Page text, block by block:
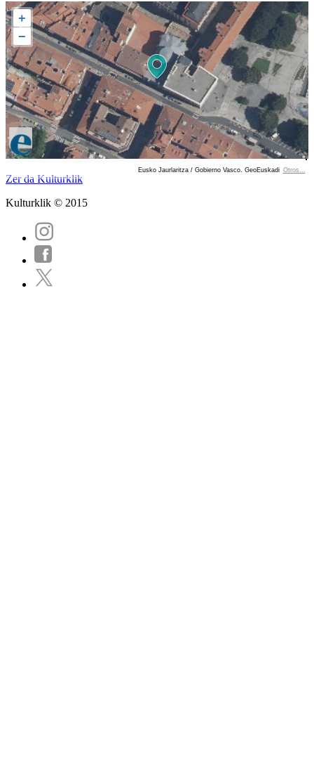
+
−
Eusko Jaurlaritza / Gobierno Vasco. GeoEuskadi Otros...
Zer da Kulturklik
Kulturklik © 2015